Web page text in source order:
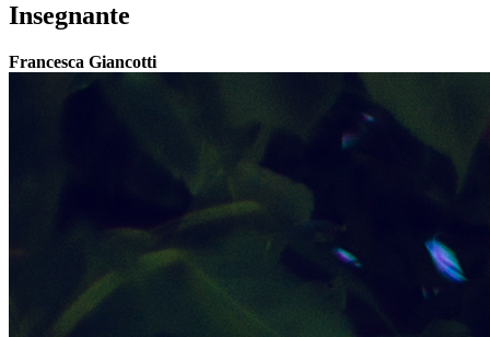
Insegnante
Francesca Giancotti